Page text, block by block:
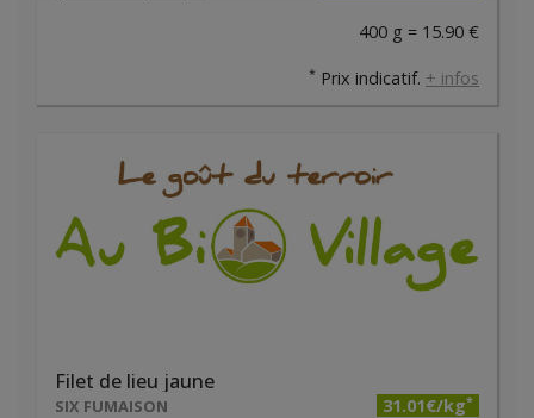
400 g = 15.90 €
* Prix indicatif. + infos
Filet de lieu jaune
SIX FUMAISON 31.01€/kg*